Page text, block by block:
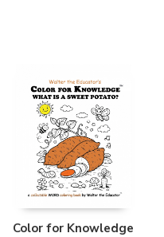
Color for Knowledge